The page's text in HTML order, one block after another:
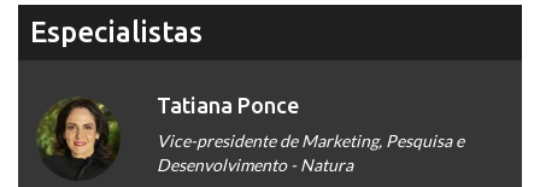
Especialistas
Tatiana Ponce
Vice-presidente de Marketing, Pesquisa e
Desenvolvimento - Natura